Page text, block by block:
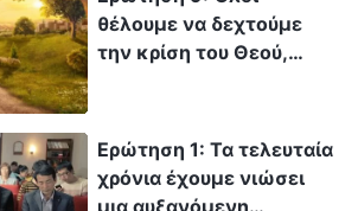
θέλουμε να δεχτούμε
την κρίση του Θεού,
κρίση Του για να λάβουμε
την αλήθεια και τη ζωή,
να απαλλαγούμε από την
Ερώτηση 1: Τα τελευταία
χρόνια έχουμε νιώσει